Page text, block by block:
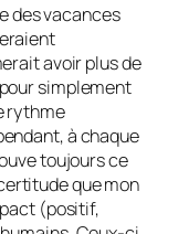
des vacances
avoir plus de
simplement
rythme
à chaque
toujours ce
que mon
(positif,